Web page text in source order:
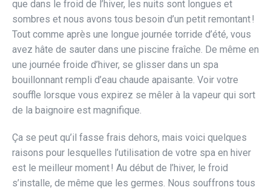
que dans le froid de l’hiver, les nuits sont longues et
sombres et nous avons tous besoin d’un petit remontant !
Tout comme après une longue journée torride d’été, vous
avez hâte de sauter dans une piscine fraîche. De même en
une journée froide d’hiver, se glisser dans un spa
bouillonnant rempli d’eau chaude apaisante. Voir votre
souffle lorsque vous expirez se mêler à la vapeur qui sort
de la baignoire est magnifique.
Ça se peut qu’il fasse frais dehors, mais voici quelques
raisons pour lesquelles l’utilisation de votre spa en hiver
est le meilleur moment ! Au début de l’hiver, le froid
s’installe, de même que les germes. Nous souffrons tous